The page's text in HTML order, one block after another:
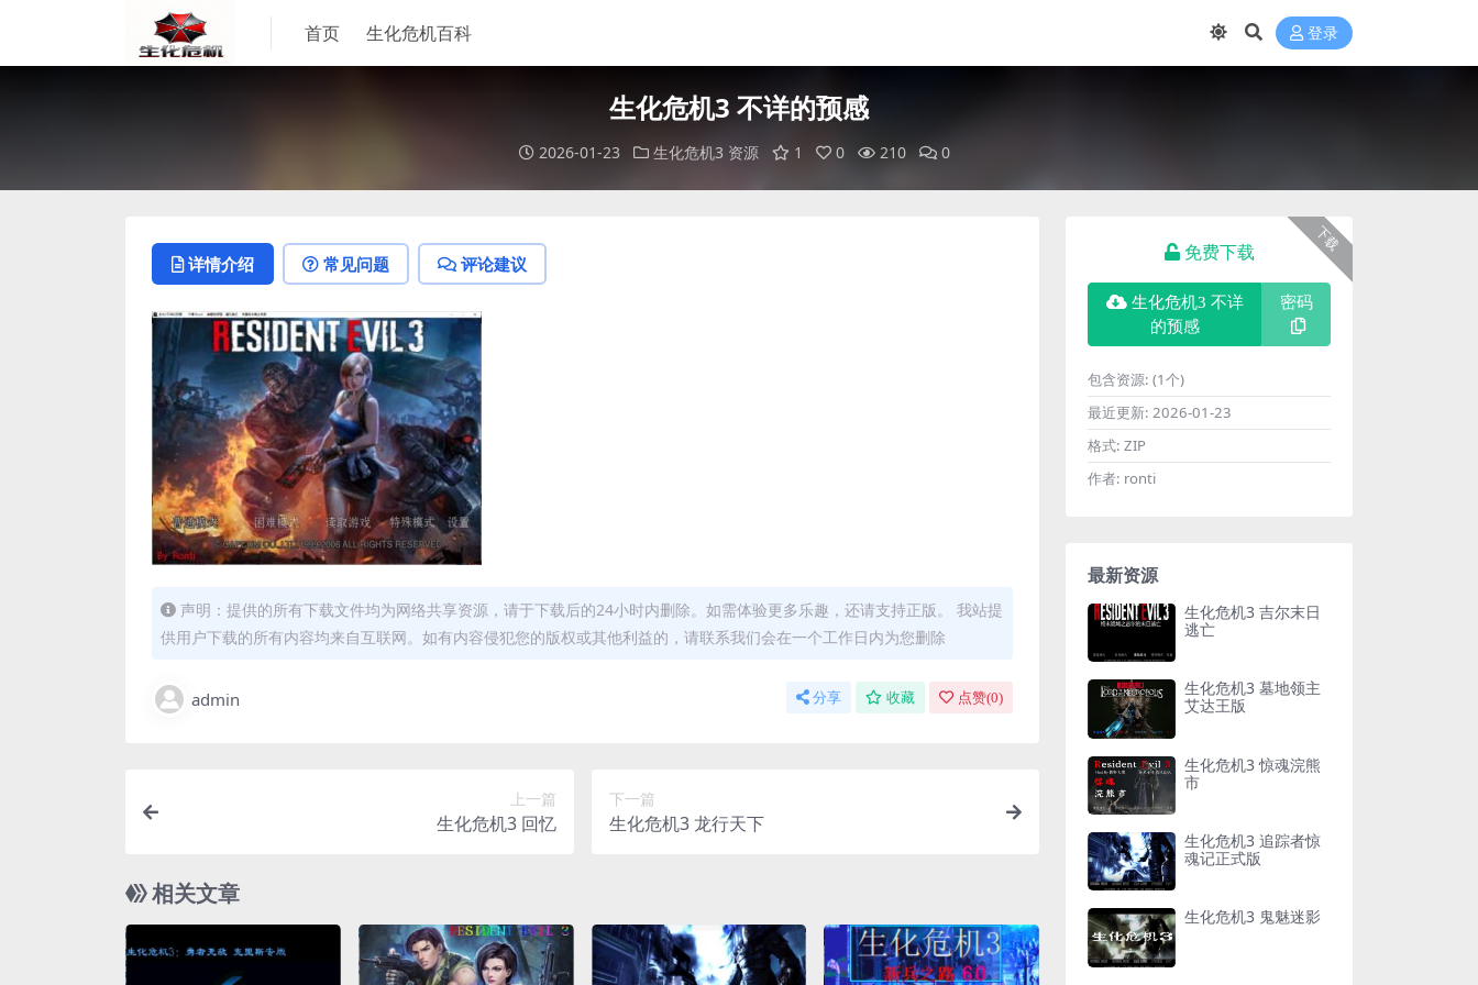
首页 生化危机百科 登录
生化危机3 不详的预感
2026-01-23 生化危机3 资源 1 0 210 0
详情介绍 常见问题 评论建议
声明：提供的所有下载文件均为网络共享资源，请于下载后的24小时内删除。如需体验更多乐趣，还请支持正版。 我站提
供用户下载的所有内容均来自互联网。如有内容侵犯您的版权或其他利益的，请联系我们会在一个工作日内为您删除
admin 分享 收藏 点赞(0)
上一篇
生化危机3 回忆
下一篇
生化危机3 龙行天下
相关文章
下载
免费下载
生化危机3 不详
的预感
密码
包含资源: (1个)
最近更新: 2026-01-23
格式: ZIP
作者: ronti
最新资源
生化危机3 吉尔末日
逃亡
生化危机3 墓地领主
艾达王版
生化危机3 惊魂浣熊
市
生化危机3 追踪者惊
魂记正式版
生化危机3 鬼魅迷影